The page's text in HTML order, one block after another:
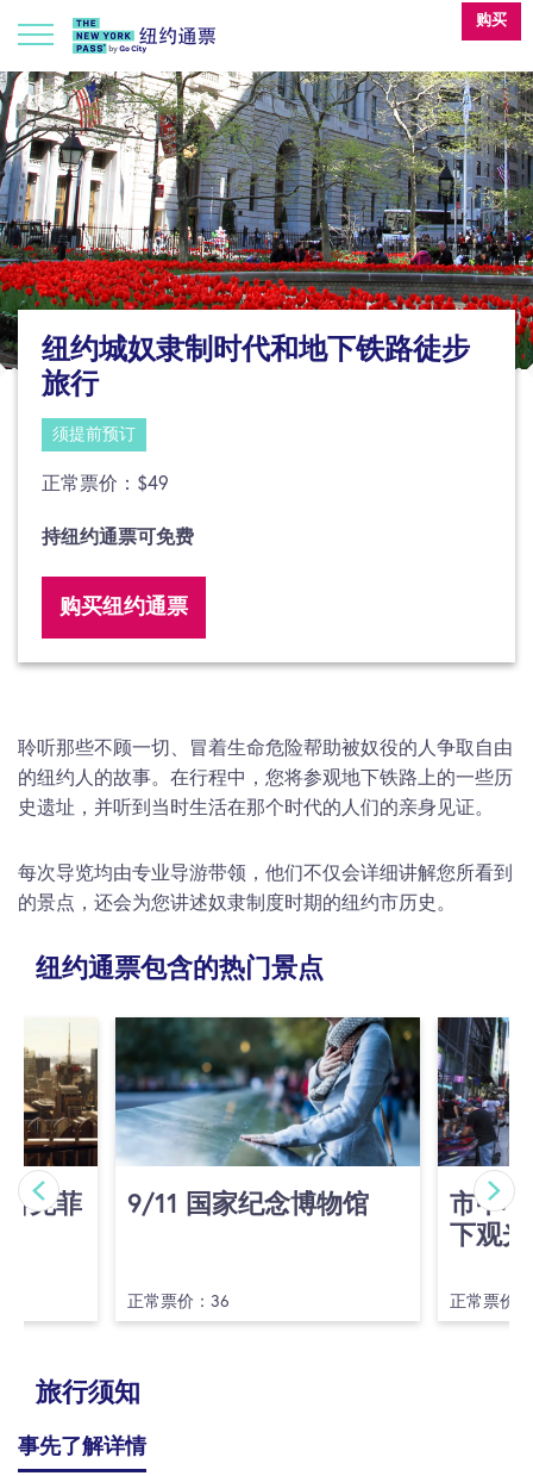
购买
纽约城奴隶制时代和地下铁路徒步
旅行
须提前预订
正常票价：$49
持纽约通票可免费
购买纽约通票
聆听那些不顾一切、冒着生命危险帮助被奴役的人争取自由
的纽约人的故事。在行程中，您将参观地下铁路上的一些历
史遗址，并听到当时生活在那个时代的人们的亲身见证。
每次导览均由专业导游带领，他们不仅会详细讲解您所看到
的景点，还会为您讲述奴隶制度时期的纽约市历史。
纽约通票包含的热门景点
克菲 9/​11 国家纪念博物馆
正常票价：36
市中
下观
正常票价
旅行须知
事先了解详情